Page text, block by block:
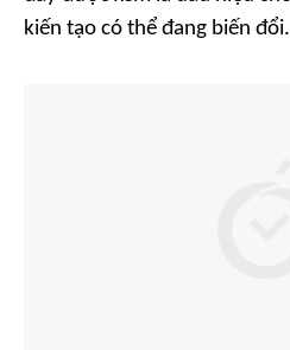
kiến tạo có thể đang biến đổi.